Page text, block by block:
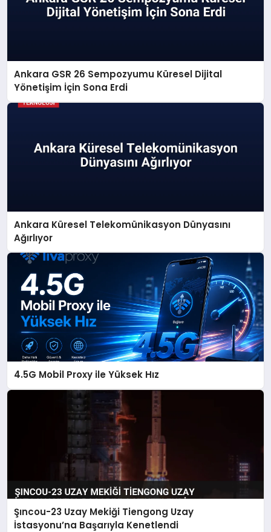
Ankara GSR 26 Sempozyumu Küresel Dijital
Yönetişim İçin Sona Erdi
Ankara Küresel Telekomünikasyon Dünyasını
Ağırlıyor
4.5G Mobil Proxy ile Yüksek Hız
Şıncou-23 Uzay Mekiği Tiengong Uzay
İstasyonu’na Başarıyla Kenetlendi